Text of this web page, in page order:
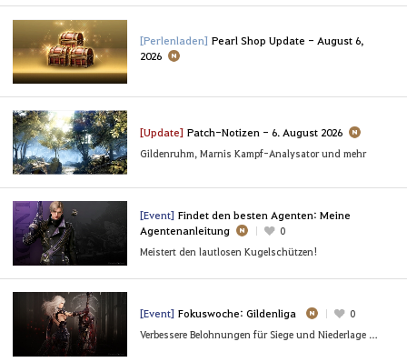
[Perlenladen] Pearl Shop Update - August 6,
2026
[Update] Patch-Notizen - 6. August 2026
Gildenruhm, Marnis Kampf-Analysator und mehr
[Event] Findet den besten Agenten: Meine
Agentenanleitung
0
Meistert den lautlosen Kugelschützen!
[Event] Fokuswoche: Gildenliga
0
Verbessere Belohnungen für Siege und Niederlage warten